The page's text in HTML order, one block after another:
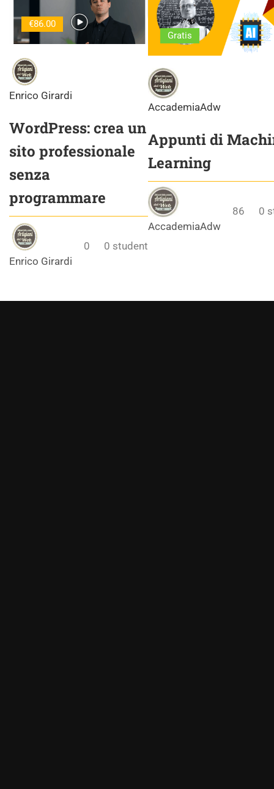
€86.00
Enrico Girardi
WordPress: crea un
sito professionale
senza
programmare
Enrico Girardi
0 0 student
Gratis
AccademiaAdw
Appunti di
Learning
AccademiaAdw
86 0